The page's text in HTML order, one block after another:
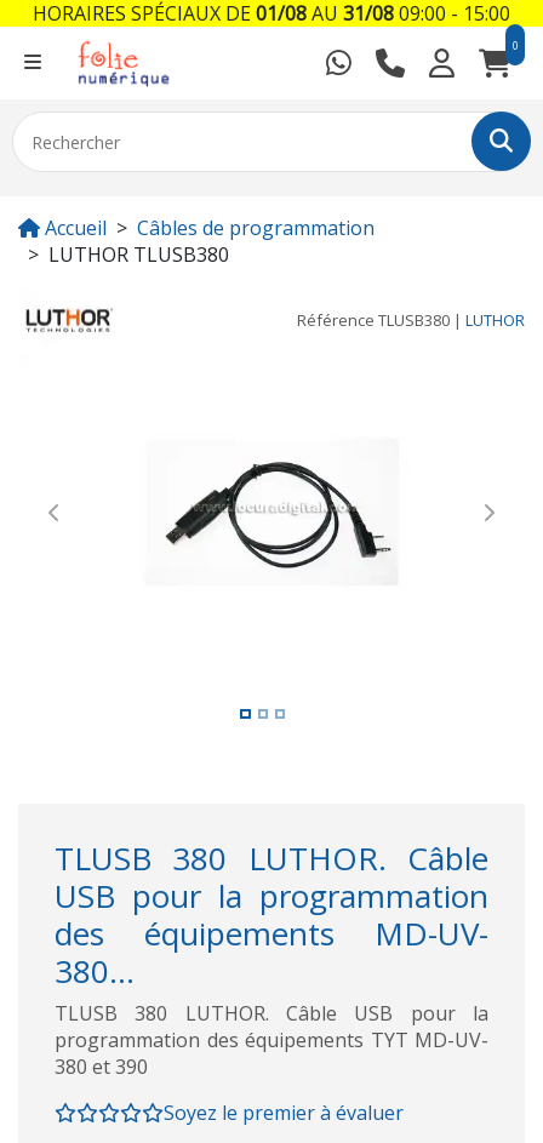
0
Accueil
Câbles de programmation
LUTHOR TLUSB380
Référence TLUSB380 | LUTHOR
Previous Next
TLUSB 380 LUTHOR. Câble
USB pour la programmation
des équipements MD-UV-
380...
TLUSB 380 LUTHOR. Câble USB pour la
programmation des équipements TYT MD-UV-
380 et 390
Soyez le premier à évaluer
HORAIRES SPÉCIAUX DE01/08AU 31/0809:00 - 15:00